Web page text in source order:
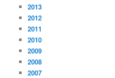
2013
2012
2011
2010
2009
2008
2007